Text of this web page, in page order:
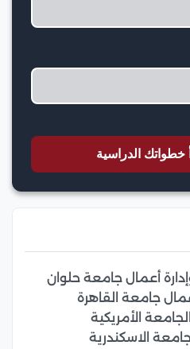
الدراسية
أعمال جامعة حلوان
جامعة القاهرة
الأمريكية
الاسكندرية